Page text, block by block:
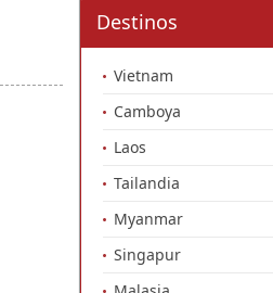
Destinos
Vietnam
Camboya
Laos
Tailandia
Myanmar
Singapur